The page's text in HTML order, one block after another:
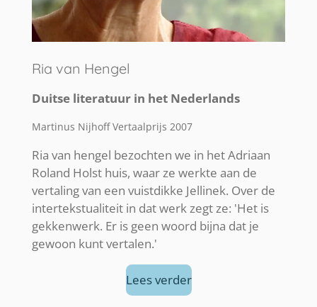
Ria van Hengel
Duitse literatuur in het Nederlands
Martinus Nijhoff Vertaalprijs 2007
Ria van hengel bezochten we in het Adriaan
Roland Holst huis, waar ze werkte aan de
vertaling van een vuistdikke Jellinek. Over de
intertekstualiteit in dat werk zegt ze: 'Het is
gekkenwerk. Er is geen woord bijna dat je
gewoon kunt vertalen.'
Lees verder